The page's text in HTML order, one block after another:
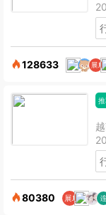
128633
80380